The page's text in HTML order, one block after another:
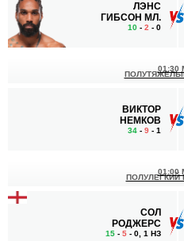
ЛЭНС
ГИБСОН МЛ.
10 - 2 - 0
ВИКТОР
НЕМКОВ
34 - 9 - 1
01:30
СОЛ
РОДЖЕРС
15 - 5 - 0, 1 НЗ
01:00
ПОЛУЛЕГКИЙ